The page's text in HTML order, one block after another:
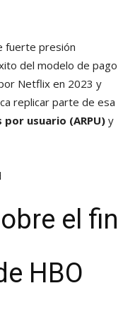
fuerte presión
del modelo de pago
Netflix en 2023 y
replicar parte de esa
usuario (ARPU)y
el fin
HBO